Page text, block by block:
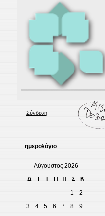
Σύνδεση
ημερολόγιο
Αύγουστος 2026
Δ
Τ Τ Π Π Σ
Κ
1
2
3
4 5 6 7 8 9